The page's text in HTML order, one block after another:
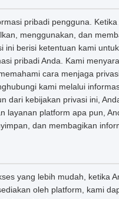
pribadi pengguna.
menggunakan, dan
ini berisi ketentuan kami
pribadi Anda. Kami
cara menjaga
kami melalui
dari kebijakan privasi ini,
layanan platform apa pun,
dan membagikan
yang lebih mudah, ketika
oleh platform, kami